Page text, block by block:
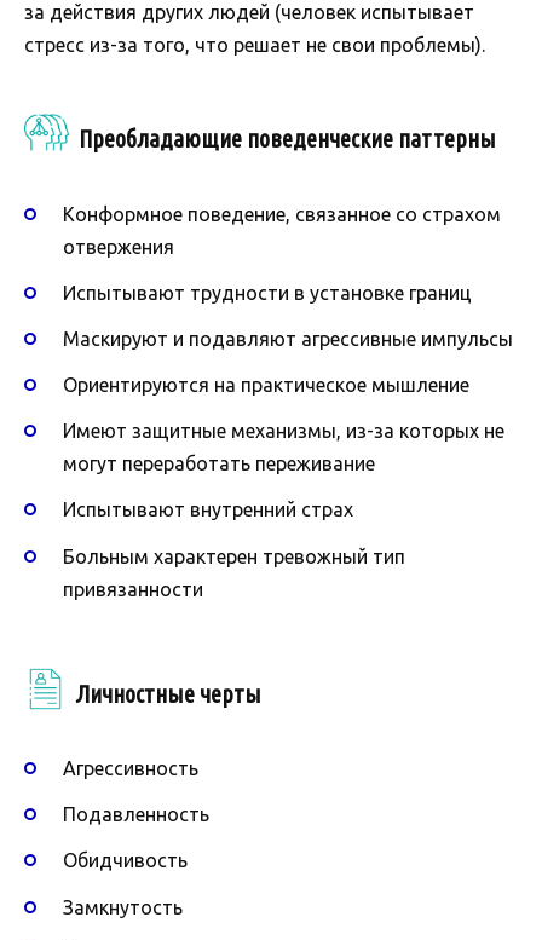
за действия других людей (человек испытывает
стресс из-за того, что решает не свои проблемы).
Преобладающие поведенческие паттерны
Конформное поведение, связанное со страхом
отвержения
Испытывают трудности в установке границ
Маскируют и подавляют агрессивные импульсы
Ориентируются на практическое мышление
Имеют защитные механизмы, из-за которых не
могут переработать переживание
Испытывают внутренний страх
Больным характерен тревожный тип
привязанности
Личностные черты
Агрессивность
Подавленность
Обидчивость
Замкнутость